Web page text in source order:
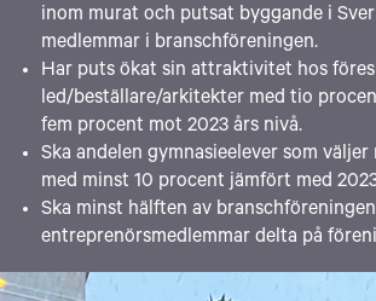
inom murat och putsat byggande i
medlemmar i branschföreningen.
Har puts ökat sin attraktivitet hos
led/beställare/arkitekter med tio
fem procent mot 2023 års nivå.
Ska andelen gymnasieelever som
med minst 10 procent jämfört med
Ska minst hälften av
entreprenörsmedlemmar delta på